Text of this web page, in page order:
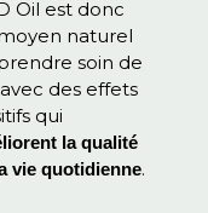
Oil est donc
naturel
soin de
des effets
qui
la qualité
vie quotidienne.